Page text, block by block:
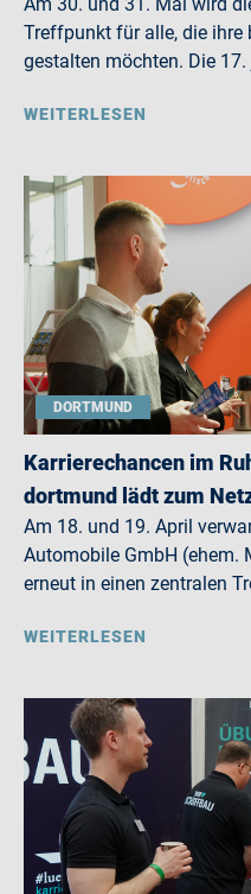
Treffpunkt für alle, die
gestalten möchten. Die
WEITERLESEN
DORTMUND
Karrierechancen im
dortmund lädt zum
Am 18. und 19. April
Automobile GmbH (ehem.
erneut in einen zentralen
WEITERLESEN